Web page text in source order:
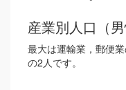
産業別人口（男
最大は運輸業，郵便
の2人です。